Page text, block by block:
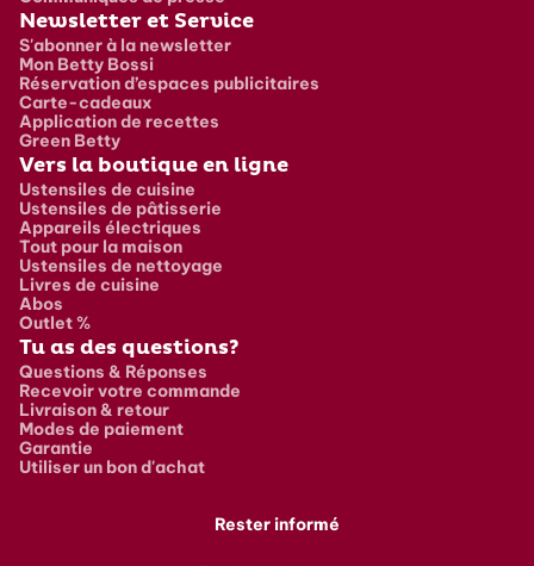
Newsletter et Service
S'abonner à la newsletter
Mon Betty Bossi
Réservation d’espaces publicitaires
Carte-cadeaux
Application de recettes
Green Betty
Vers la boutique en ligne
Ustensiles de cuisine
Ustensiles de pâtisserie
Appareils électriques
Tout pour la maison
Ustensiles de nettoyage
Livres de cuisine
Abos
Outlet %
Tu as des questions?
Questions & Réponses
Recevoir votre commande
Livraison & retour
Modes de paiement
Garantie
Utiliser un bon d'achat
Rester informé